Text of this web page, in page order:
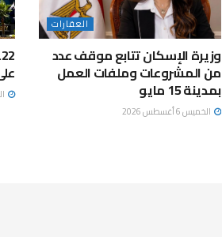
العقارات
وزيرة الإسكان تتابع موقف عدد
من المشروعات وملفات العمل
بمدينة 15 مايو
الخميس 6 أغسطس 2026